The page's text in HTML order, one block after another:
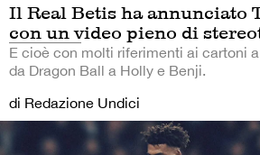
Il Real Betis ha annunciato
con un video pieno di
E cioè con molti riferimenti ai cartoni
da Dragon Ball a Holly e Benji.
di Redazione Undici